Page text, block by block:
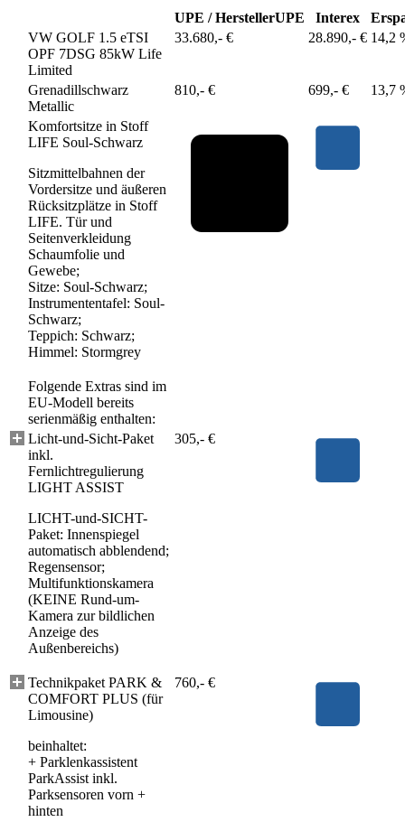
UPE / HerstellerUPE Interex
VW GOLF 1.5 eTSI
OPF 7DSG 85kW Life
Limited
33.680,- € 28.890,- € 14,2
Grenadillschwarz
Metallic
810,- € 699,- € 13,7
Komfortsitze in Stoff
LIFE Soul-Schwarz
Sitzmittelbahnen der
Vordersitze und äußeren
Rücksitzplätze in Stoff
LIFE. Tür und
Seitenverkleidung
Schaumfolie und
Gewebe;
Sitze: Soul-Schwarz;
Instrumententafel: Soul-
Schwarz;
Teppich: Schwarz;
Himmel: Stormgrey
Folgende Extras sind im
EU-Modell bereits
serienmäßig enthalten:
Licht-und-Sicht-Paket
inkl.
Fernlichtregulierung
LIGHT ASSIST
LICHT-und-SICHT-
Paket: Innenspiegel
automatisch abblendend;
Regensensor;
Multifunktionskamera
(KEINE Rund-um-
Kamera zur bildlichen
Anzeige des
Außenbereichs)
305,- €
Technikpaket PARK &
COMFORT PLUS (für
Limousine)
beinhaltet:
+ Parklenkassistent
ParkAssist inkl.
Parksensoren vorn +
hinten
760,- €